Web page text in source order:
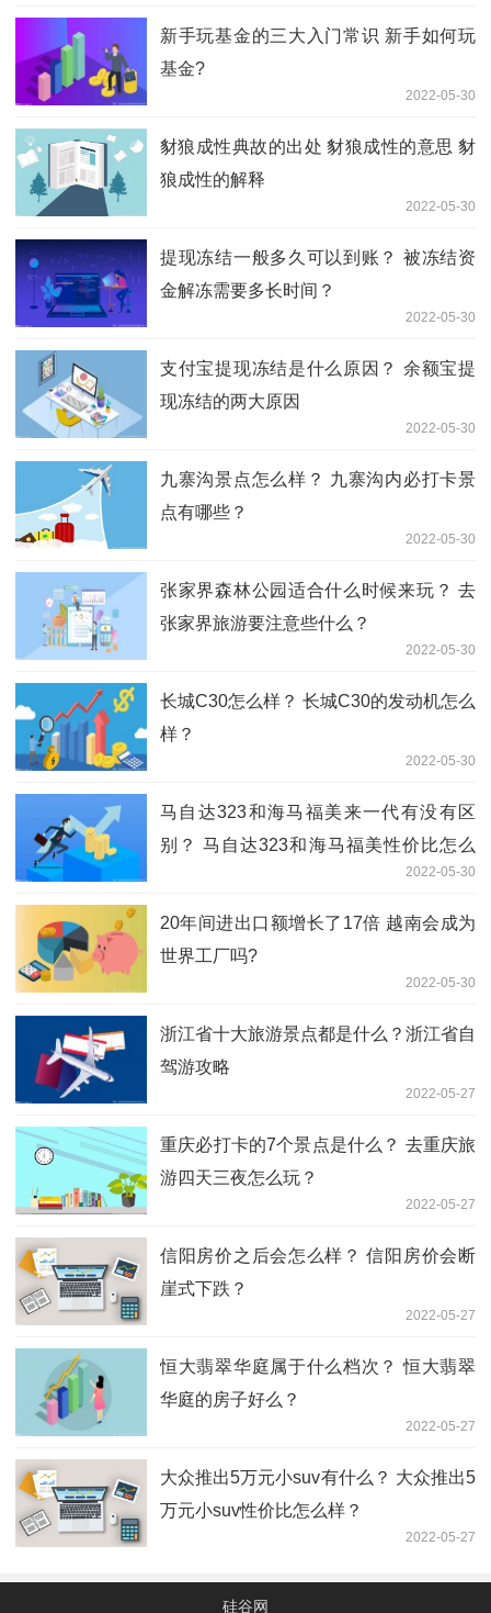
新手玩基金的三大入门常识 新手如何玩
基金?
2022-05-30
豺狼成性典故的出处 豺狼成性的意思 豺
狼成性的解释
2022-05-30
提现冻结一般多久可以到账？ 被冻结资
金解冻需要多长时间？
2022-05-30
支付宝提现冻结是什么原因？ 余额宝提
现冻结的两大原因
2022-05-30
九寨沟景点怎么样？ 九寨沟内必打卡景
点有哪些？
2022-05-30
张家界森林公园适合什么时候来玩？ 去
张家界旅游要注意些什么？
2022-05-30
长城C30怎么样？ 长城C30的发动机怎么
样？
2022-05-30
马自达323和海马福美来一代有没有区
别？ 马自达323和海马福美性价比怎么
2022-05-30
20年间进出口额增长了17倍 越南会成为
世界工厂吗?
2022-05-30
浙江省十大旅游景点都是什么？浙江省自
驾游攻略
2022-05-27
重庆必打卡的7个景点是什么？ 去重庆旅
游四天三夜怎么玩？
2022-05-27
信阳房价之后会怎么样？ 信阳房价会断
崖式下跌？
2022-05-27
恒大翡翠华庭属于什么档次？ 恒大翡翠
华庭的房子好么？
2022-05-27
大众推出5万元小suv有什么？ 大众推出5
万元小suv性价比怎么样？
2022-05-27
硅谷网